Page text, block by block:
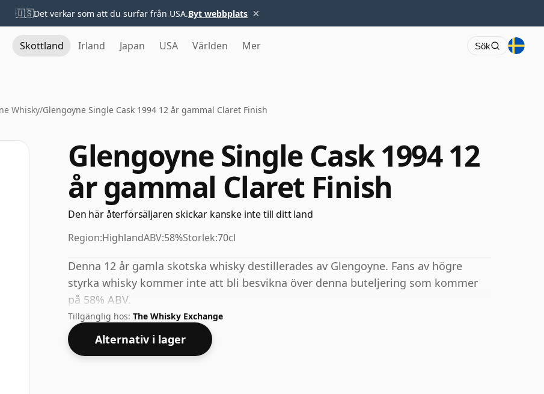
🇺🇸Det verkar som att du surfar från USA.Byt webbplats ×
Skottland Irland Japan USA Världen Mer Sök
Whisky/Glengoyne Single Cask 1994 12 år gammal Claret Finish
Glengoyne Single Cask 1994 12
år gammal Claret Finish
Den här återförsäljaren skickar kanske inte till ditt land
Region:HighlandABV:58%Storlek:70cl
Denna 12 år gamla skotska whisky destillerades av Glengoyne. Fans av högre
styrka whisky kommer inte att bli besvikna över denna buteljering som kommer
på 58% ABV.
Tillgänglig hos: The Whisky Exchange
Alternativ i lager